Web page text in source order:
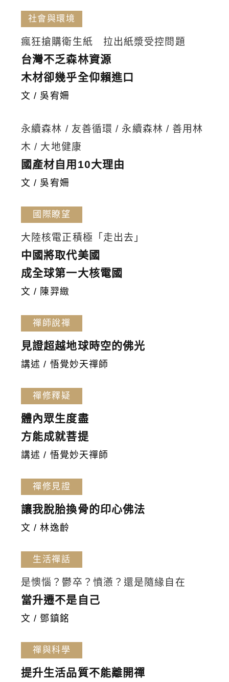
社會與環境
瘋狂搶購衛生紙 拉出紙漿受控問題
台灣不乏森林資源
木材卻幾乎全仰賴進口
文 / 吳宥姍
永續森林 / 友善循環 / 永續森林 / 善用林
木 / 大地健康
國產材自用10大理由
文 / 吳宥姍
國際瞭望
大陸核電正積極「走出去」
中國將取代美國
成全球第一大核電國
文 / 陳羿緻
禪師說禪
見證超越地球時空的佛光
講述 / 悟覺妙天禪師
禪修釋疑
體內眾生度盡
方能成就菩提
講述 / 悟覺妙天禪師
禪修見證
讓我脫胎換骨的印心佛法
文 / 林逸齡
生活禪話
是懊惱？鬱卒？憤懣？還是隨緣自在
當升遷不是自己
文 / 鄧鎮銘
禪與科學
提升生活品質不能離開禪